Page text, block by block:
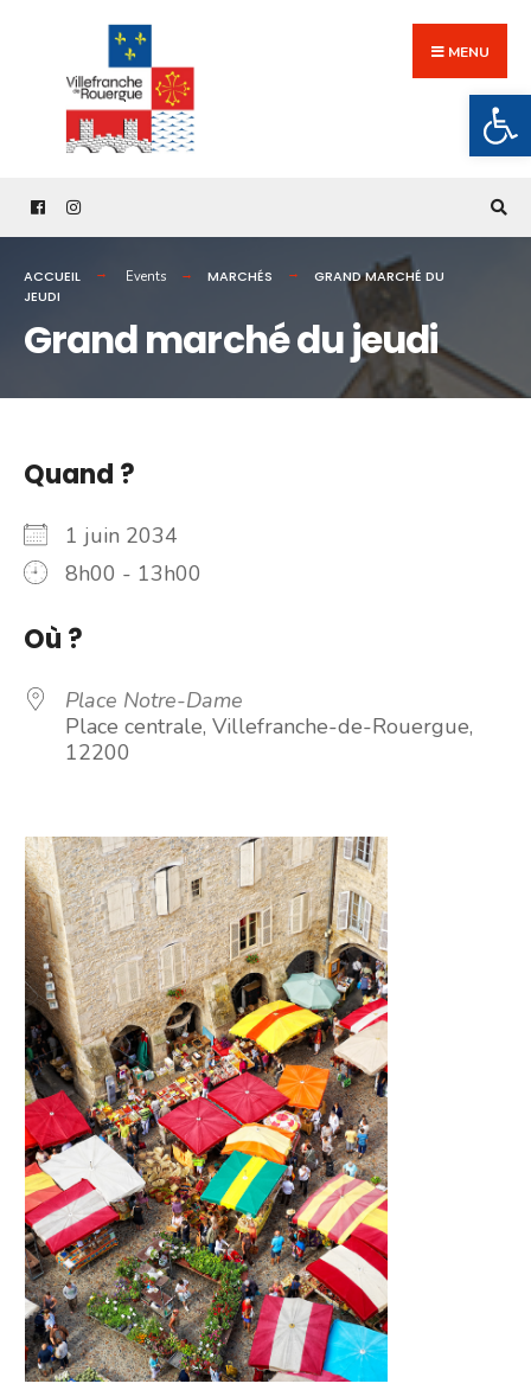
content
MENU
ACCUEIL Events MARCHÉS
GRAND MARCHÉ DU
JEUDI
Grand marché du jeudi
Quand ?
1 juin 2034
8h00 - 13h00
Où ?
Place Notre-Dame
Place centrale, Villefranche-de-Rouergue,
12200